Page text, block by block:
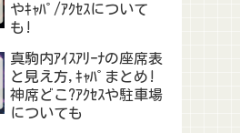
やｷｬﾊﾟ/ｱｸｾｽについて
も!
真駒内ｱｲｽｱﾘｰﾅの座席表
と見え方,ｷｬﾊﾟまとめ!
神席どこ?ｱｸｾｽや駐車場
についても